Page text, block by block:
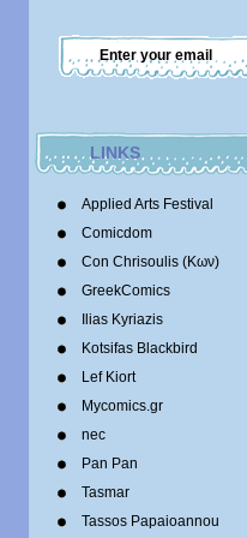
LINKS
Applied Arts Festival
Comicdom
Con Chrisoulis (Κων)
GreekComics
Ilias Kyriazis
Kotsifas Blackbird
Lef Kiort
Mycomics.gr
nec
Pan Pan
Tasmar
Tassos Papaioannou